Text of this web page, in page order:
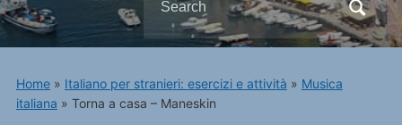
for:
Home» Italiano per stranieri: esercizi e attività » Musica
italiana » Torna a casa – Maneskin